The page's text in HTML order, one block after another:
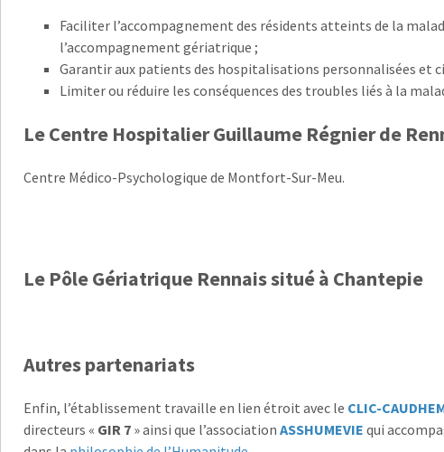
Faciliter l’accompagnement des résidents atteints de la
l’accompagnement gériatrique ;
Garantir aux patients des hospitalisations personnalisées et
Limiter ou réduire les conséquences des troubles liés à la
Le Centre Hospitalier Guillaume Régnier de
Centre Médico-Psychologique de Montfort-Sur-Meu.
Le Pôle Gériatrique Rennaissitué à Chantepie
Autres partenariats
Enfin, l’établissement travaille en lien étroit avec le CLIC-
directeurs « GIR 7 » ainsi que l’associationASSHUMEVIE qui